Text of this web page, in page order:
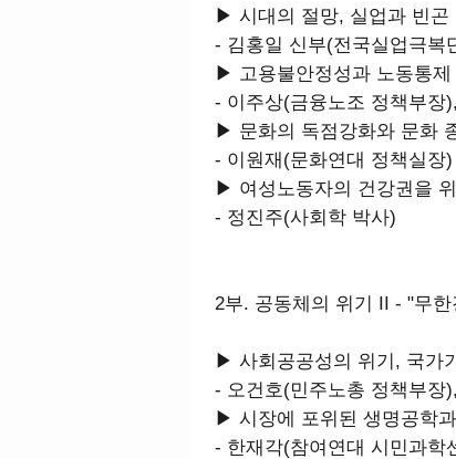
▶ 시대의 절망, 실업과 빈곤
- 김홍일 신부(전국실업극복
▶ 고용불안정성과 노동통제
- 이주상(금융노조 정책부장
▶ 문화의 독점강화와 문화
- 이원재(문화연대 정책실장)
▶ 여성노동자의 건강권을
- 정진주(사회학 박사)
2부. 공동체의 위기 II - "무
▶ 사회공공성의 위기, 국가
- 오건호(민주노총 정책부장
▶ 시장에 포위된 생명공학
- 한재각(참여연대 시민과학